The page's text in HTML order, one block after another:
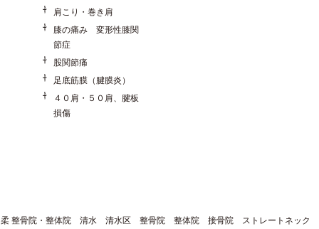
肩こり・巻き肩
膝の痛み 変形性膝関
節症
股関節痛
足底筋膜（腱膜炎）
４０肩・５０肩、腱板
損傷
柔 整骨院・整体院 清水 清水区 整骨院 整体院 接骨院 ストレートネック